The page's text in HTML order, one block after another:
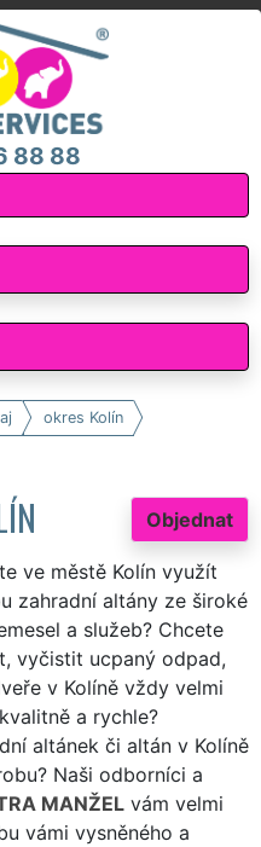
88 88
okres Kolín
Objednat
ve městě Kolín využít
zahradní altány ze široké
a služeb? Chcete
vyčistit ucpaný odpad,
v Kolíně vždy velmi
a rychle?
altánek či altán v Kolíně
Naši odborníci a
MANŽEL vám velmi
vámi vysněného a